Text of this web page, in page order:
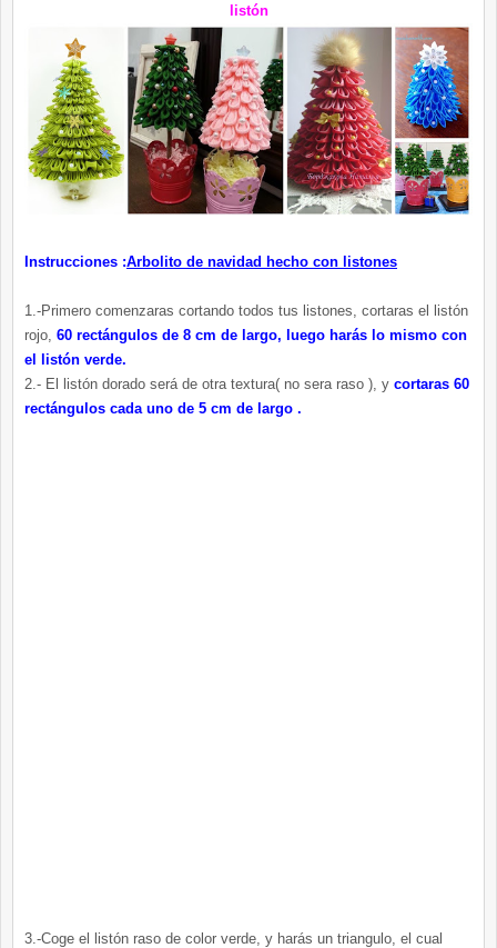
listón
Instrucciones :Arbolito de navidad hecho con listones
1.-Primero comenzaras cortando todos tus listones, cortaras el listón
rojo, 60 rectángulos de 8 cm de largo, luego harás lo mismo con
el listón verde.
2.- El listón dorado será de otra textura( no sera raso ), y cortaras 60
rectángulos cada uno de 5 cm de largo .
3.-Coge el listón raso de color verde, y harás un triangulo, el cual